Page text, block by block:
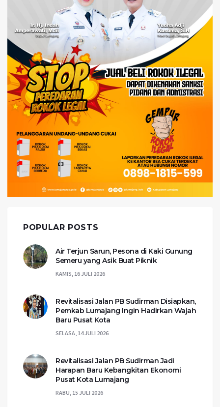
POPULAR POSTS
Air Terjun Sarun, Pesona di Kaki Gunung
Semeru yang Asik Buat Piknik
KAMIS, 16 JULI 2026
Revitalisasi Jalan PB Sudirman Disiapkan,
Pemkab Lumajang Ingin Hadirkan Wajah
Baru Pusat Kota
SELASA, 14 JULI 2026
Revitalisasi Jalan PB Sudirman Jadi
Harapan Baru Kebangkitan Ekonomi
Pusat Kota Lumajang
RABU, 15 JULI 2026